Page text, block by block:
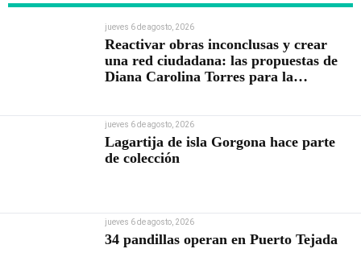
jueves 6 de agosto, 2026
Reactivar obras inconclusas y crear
una red ciudadana: las propuestas de
Diana Carolina Torres para la
jueves 6 de agosto, 2026
Lagartija de isla Gorgona hace parte
de colección
jueves 6 de agosto, 2026
34 pandillas operan en Puerto Tejada